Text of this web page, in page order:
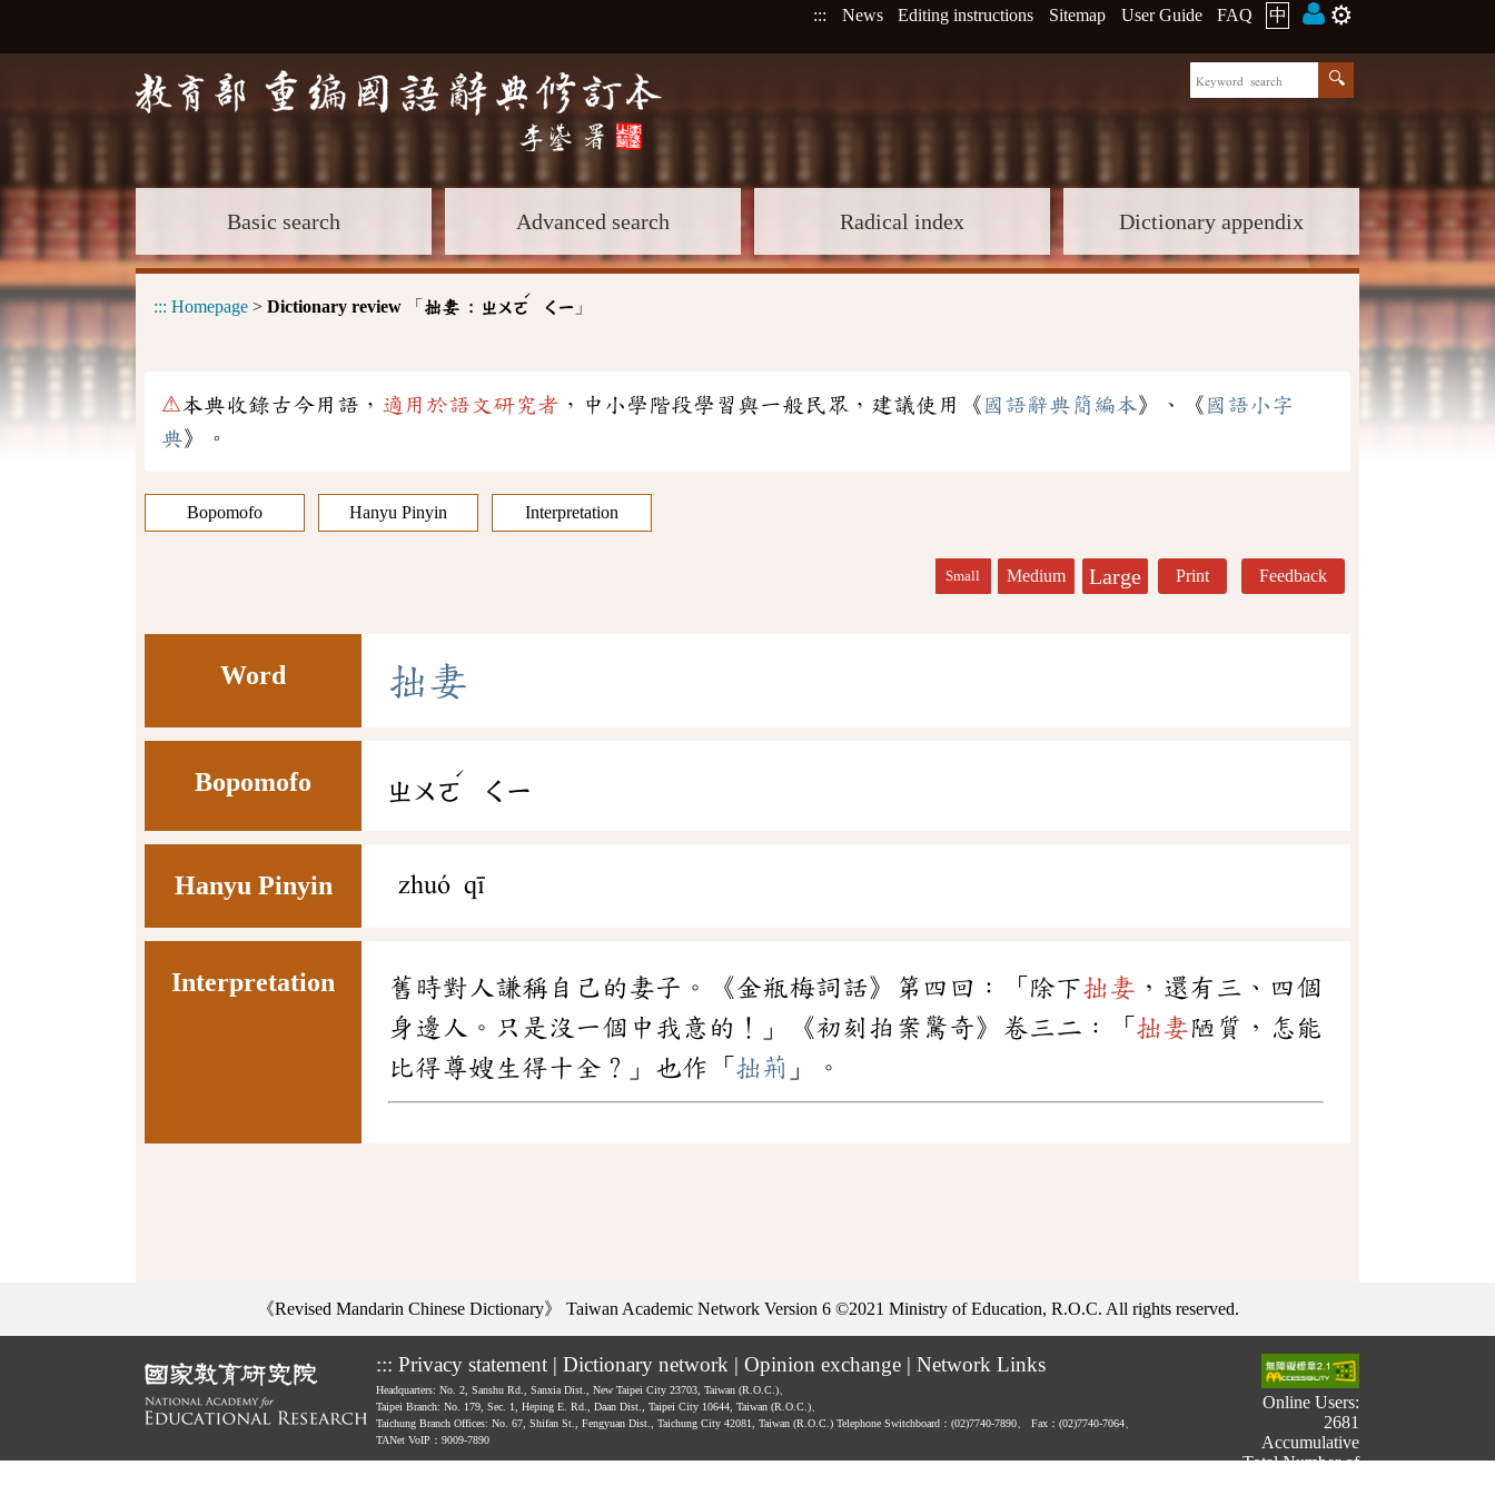
::: News Editing instructions Sitemap User Guide FAQ 中 ⚙️
Basic search Advanced search Radical index Dictionary appendix
::: Homepage > Dictionary review 「 拙妻 : ㄓㄨㄛ
ˊ
ㄑㄧ 」
⚠本典收錄古今用語， 適用於語文研究者 ，中小學階段學習與一般民眾，建議使用《 國語辭典簡編本》、《 國語小字
典》。
Bopomofo Hanyu Pinyin Interpretation
Small Medium Large Print Feedback
Word 拙妻
Bopomofo ㄓㄨㄛ
ˊ
ㄑㄧ
Hanyu Pinyin zhuó qī
Interpretation 舊時對人謙稱自己的妻子。《金瓶梅詞話》第四回：「除下拙妻 ，還有三、四個
身邊人。只是沒一個中我意的！」《初刻拍案驚奇》卷三二：「 拙妻陋質，怎能
比得尊嫂生得十全？」也作「 拙荊 」。
《Revised Mandarin Chinese Dictionary》 Taiwan Academic Network Version 6 ©2021 Ministry of Education, R.O.C. All rights reserved.
::: Privacy statement | Dictionary network | Opinion exchange | Network Links
Headquarters: No. 2, Sanshu Rd., Sanxia Dist., New Taipei City 23703, Taiwan (R.O.C.)、
Taipei Branch: No. 179, Sec. 1, Heping E. Rd., Daan Dist., Taipei City 10644, Taiwan (R.O.C.)、
Taichung Branch Offices: No. 67, Shifan St., Fengyuan Dist., Taichung City 42081, Taiwan (R.O.C.) Telephone Switchboard：(02)7740-7890、
Fax：(02)7740-7064、
TANet VoIP：9009-7890
Online Users:
2681
Accumulative
Total Number of